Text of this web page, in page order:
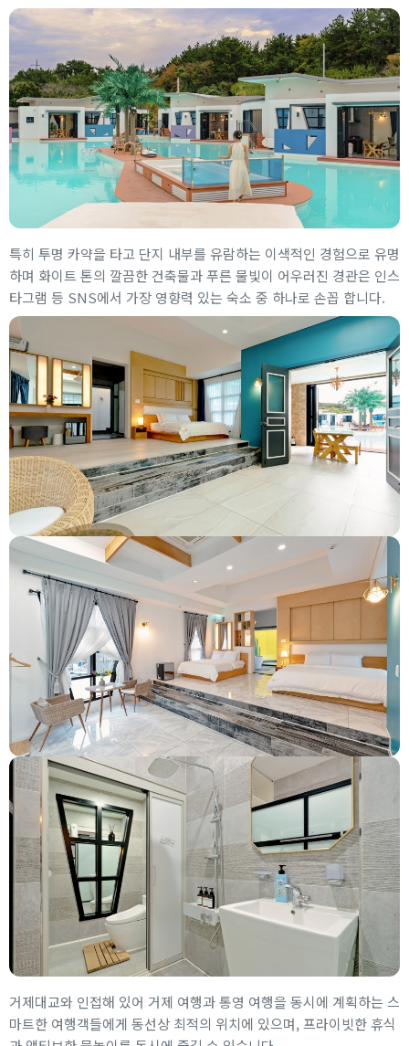
특히 투명 카약을 타고 단지 내부를 유람하는 이색적인 경험으로 유명
하며 화이트 톤의 깔끔한 건축물과 푸른 물빛이 어우러진 경관은 인스
타그램 등 SNS에서 가장 영향력 있는 숙소 중 하나로 손꼽 합니다.
거제대교와 인접해 있어 거제 여행과 통영 여행을 동시에 계획하는 스
마트한 여행객들에게 동선상 최적의 위치에 있으며, 프라이빗한 휴식